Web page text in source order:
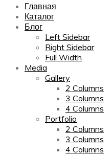
Главная
Каталог
Блог
Left Sidebar
Right Sidebar
Full Width
Media
Gallery
2 Columns
3 Columns
4 Columns
Portfolio
2 Columns
3 Columns
4 Columns